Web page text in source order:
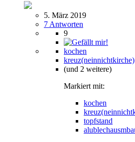
5. März 2019
7 Antworten
9
kochen
kreuz(neinnichtkirche)
(und 2 weitere)
Markiert mit:
kochen
topfstand